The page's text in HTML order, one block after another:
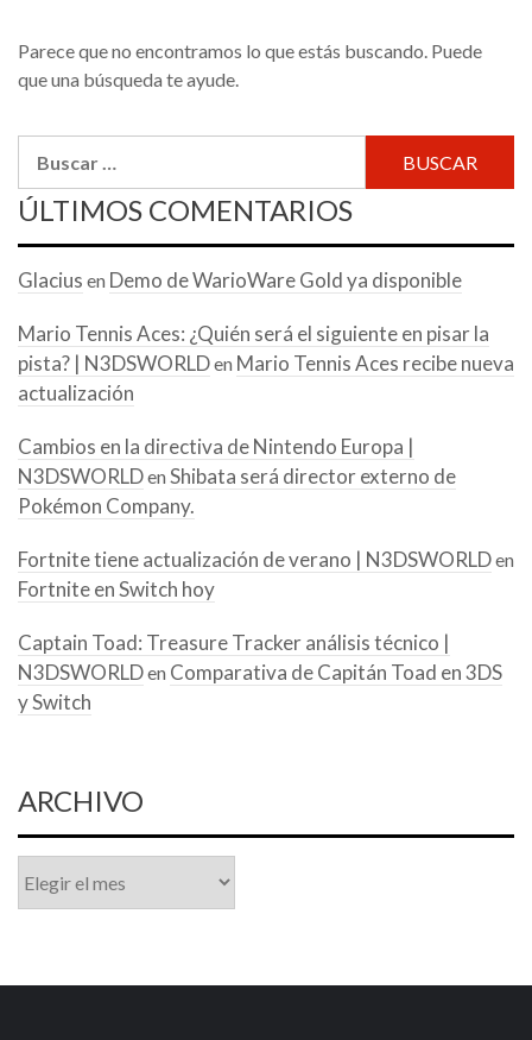
Parece que no encontramos lo que estás buscando. Puede
que una búsqueda te ayude.
ÚLTIMOS COMENTARIOS
Glacius en Demo de WarioWare Gold ya disponible
Mario Tennis Aces: ¿Quién será el siguiente en pisar la
pista? | N3DSWORLDen Mario Tennis Aces recibe nueva
actualización
Cambios en la directiva de Nintendo Europa |
N3DSWORLDen Shibata será director externo de
Pokémon Company.
Fortnite tiene actualización de verano | N3DSWORLDen
Fortnite en Switch hoy
Captain Toad: Treasure Tracker análisis técnico |
N3DSWORLDen Comparativa de Capitán Toad en 3DS
y Switch
ARCHIVO